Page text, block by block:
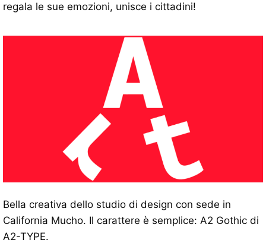
regala le sue emozioni, unisce i cittadini!
Bella creativa dello studio di design con sede in
California Mucho. Il carattere è semplice: A2 Gothic di
A2-TYPE.